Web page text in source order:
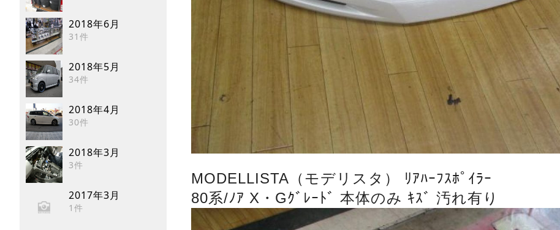
2018年6月
31件
2018年5月
34件
2018年4月
30件
2018年3月
3件
2017年3月
1件
MODELLISTA（モデリスタ） ﾘｱﾊｰﾌｽﾎﾟｲﾗｰ
80系/ﾉｱ X・Gｸﾞﾚｰﾄﾞ 本体のみ ｷｽﾞ 汚れ有り